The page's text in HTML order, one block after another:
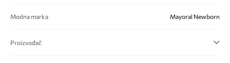
Modna marka Mayoral Newborn
Proizvođač